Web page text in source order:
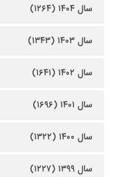
سال ۱۴۰۴ (۱۲۶۴)
سال ۱۴۰۳ (۱۳۴۳)
سال ۱۴۰۲ (۱۶۴۱)
سال ۱۴۰۱ (۱۶۹۶)
سال ۱۴۰۰ (۱۳۲۲)
سال ۱۳۹۹ (۱۲۲۷)